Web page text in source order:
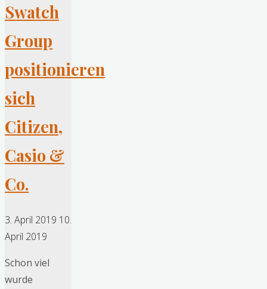
Swatch
Group
positionieren
sich
Citizen,
Casio &
Co.
3. April 2019 10.
April 2019
Schon viel
wurde